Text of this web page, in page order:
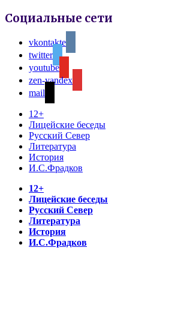
Социальные сети
vkontakte
twitter
youtube
zen-yandex
mail
12+
Лицейские беседы
Русский Север
Литература
История
И.С.Фрадков
12+
Лицейские беседы
Русский Север
Литература
История
И.С.Фрадков